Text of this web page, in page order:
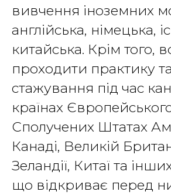
вивчення іноземних
англійська, німецька,
китайська. Крім того,
проходити практику та
стажування під час
країнах
Сполучених Штатах
Канаді, Великій
Зеландії, Китаї та
що відкриває перед